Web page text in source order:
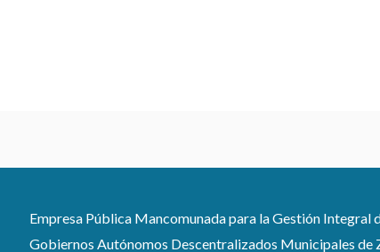
Empresa Pública Mancomunada para la Gestión Integral
Gobiernos Autónomos Descentralizados Municipales de